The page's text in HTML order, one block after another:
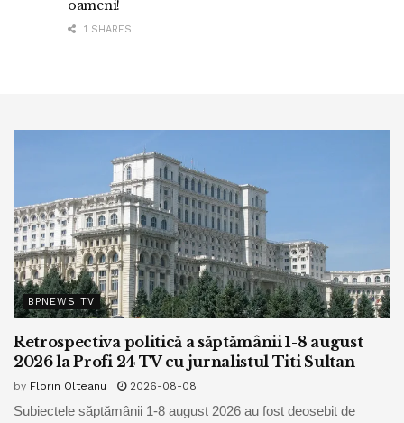
oameni!
1 SHARES
BPNEWS TV
Retrospectiva politică a săptămânii 1-8 august
2026 la Profi 24 TV cu jurnalistul Titi Sultan
by Florin Olteanu 2026-08-08
Subiectele săptămânii 1-8 august 2026 au fost deosebit de